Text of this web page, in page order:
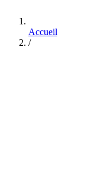
Accueil
/